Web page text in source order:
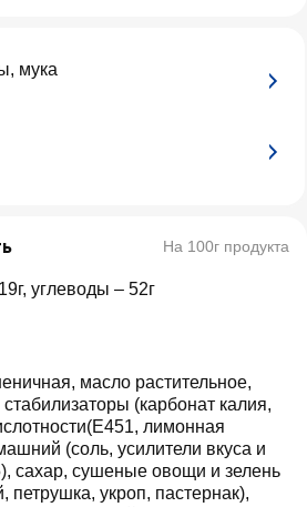
мука
На 100г продукта
углеводы – 52г
масло растительное,
(карбонат калия,
лимонная
(соль, усилители вкуса и
сахар, сушеные овощи и зелень
петрушка, укроп, пастернак),